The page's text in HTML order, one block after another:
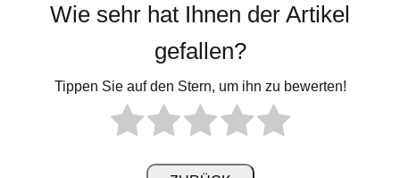
Wie sehr hat Ihnen der Artikel
gefallen?
Tippen Sie auf den Stern, um ihn zu bewerten!